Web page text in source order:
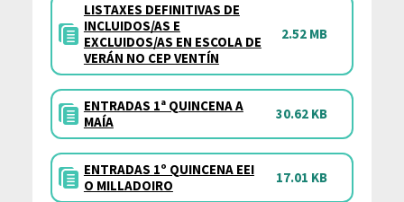
LISTAXES DEFINITIVAS DE
INCLUIDOS/AS E
EXCLUIDOS/AS EN ESCOLA DE
VERÁN NO CEP VENTÍN
2.52 MB
ENTRADAS 1ª QUINCENA A
MAÍA
30.62 KB
ENTRADAS 1º QUINCENA EEI
O MILLADOIRO
17.01 KB